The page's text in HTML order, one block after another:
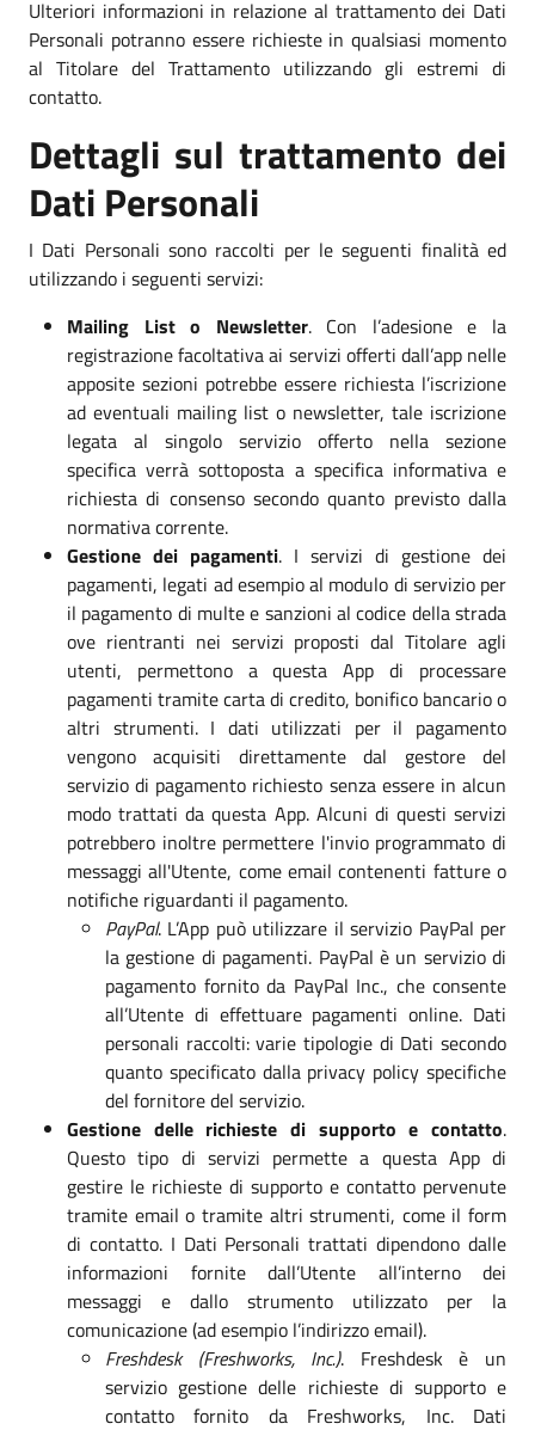
Ulteriori informazioni in relazione al trattamento dei Dati
Personali potranno essere richieste in qualsiasi momento
al Titolare del Trattamento utilizzando gli estremi di
contatto.
Dettagli sul trattamento dei
Dati Personali
I Dati Personali sono raccolti per le seguenti finalità ed
utilizzando i seguenti servizi:
Mailing List o Newsletter. Con l’adesione e la
registrazione facoltativa ai servizi offerti dall’app nelle
apposite sezioni potrebbe essere richiesta l’iscrizione
ad eventuali mailing list o newsletter, tale iscrizione
legata al singolo servizio offerto nella sezione
specifica verrà sottoposta a specifica informativa e
richiesta di consenso secondo quanto previsto dalla
normativa corrente.
Gestione dei pagamenti. I servizi di gestione dei
pagamenti, legati ad esempio al modulo di servizio per
il pagamento di multe e sanzioni al codice della strada
ove rientranti nei servizi proposti dal Titolare agli
utenti, permettono a questa App di processare
pagamenti tramite carta di credito, bonifico bancario o
altri strumenti. I dati utilizzati per il pagamento
vengono acquisiti direttamente dal gestore del
servizio di pagamento richiesto senza essere in alcun
modo trattati da questa App. Alcuni di questi servizi
potrebbero inoltre permettere l'invio programmato di
messaggi all'Utente, come email contenenti fatture o
notifiche riguardanti il pagamento.
PayPal. L’App può utilizzare il servizio PayPal per
la gestione di pagamenti. PayPal è un servizio di
pagamento fornito da PayPal Inc., che consente
all’Utente di effettuare pagamenti online. Dati
personali raccolti: varie tipologie di Dati secondo
quanto specificato dalla privacy policy specifiche
del fornitore del servizio.
Gestione delle richieste di supporto e contatto.
Questo tipo di servizi permette a questa App di
gestire le richieste di supporto e contatto pervenute
tramite email o tramite altri strumenti, come il form
di contatto. I Dati Personali trattati dipendono dalle
informazioni fornite dall’Utente all’interno dei
messaggi e dallo strumento utilizzato per la
comunicazione (ad esempio l’indirizzo email).
Freshdesk (Freshworks, Inc.). Freshdesk è un
servizio gestione delle richieste di supporto e
contatto fornito da Freshworks, Inc. Dati